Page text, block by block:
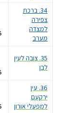
34. ברכת
צפירה
למצדה
מערב
35. צובה לעין
לבן
36. עין
ירקעם
למפעלי אורון